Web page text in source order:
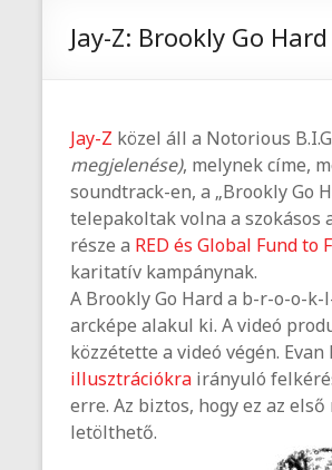
Jay-Z: Brookly Go
Jay-Z közel áll a Notorious
megjelenése), melynek címe,
soundtrack-en, a „Brookly Go
telepakoltak volna a szokásos
része a RED és Global Fund to
karitatív kampánynak.
A Brookly Go Hard a b-r-o-o-
arcképe alakul ki. A videó
közzétette a videó végén.
illusztrációkra irányuló
erre. Az biztos, hogy ez az
letölthető.